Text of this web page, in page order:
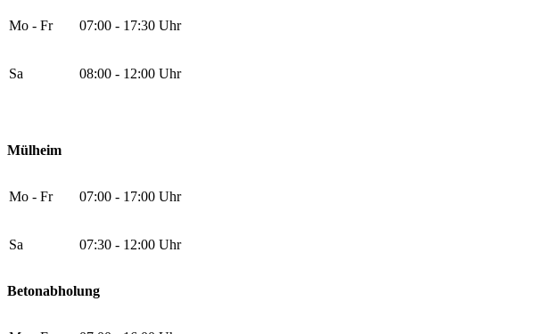
Mo - Fr 07:00 - 17:30 Uhr
Sa 08:00 - 12:00 Uhr
Mülheim
Mo - Fr 07:00 - 17:00 Uhr
Sa 07:30 - 12:00 Uhr
Betonabholung